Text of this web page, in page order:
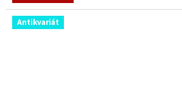
5
Antikvariát